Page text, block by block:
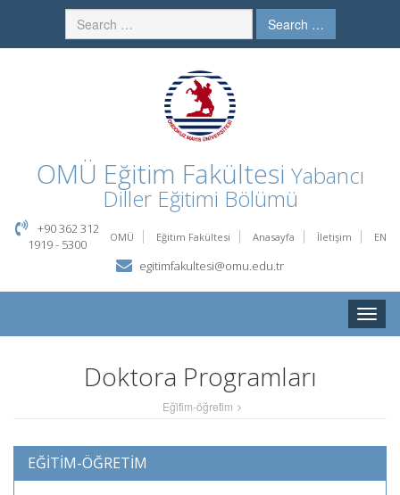
Search …
OMÜ Eğitim Fakültesi Yabancı
Diller Eğitimi Bölümü
OMÜ Eğitim Fakültesi Anasayfa İletişim EN
+90 362 312
1919 - 5300
egitimfakultesi@omu.edu.tr
Toggle
Doktora Programları
Eği̇ti̇m-öğreti̇m
EĞİTİM-ÖĞRETİM